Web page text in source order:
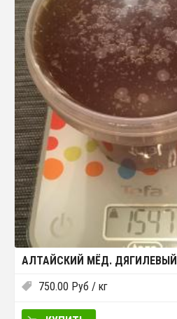
АЛТАЙСКИЙ МЁД. ДЯГИЛЕВЫЙ
750.00 Руб / кг